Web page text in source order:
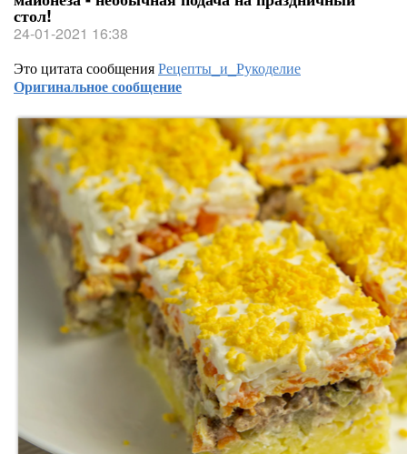
стол!
24-01-2021 16:38
Это цитата сообщенияРецепты_и_Рукоделие
Оригинальное сообщение